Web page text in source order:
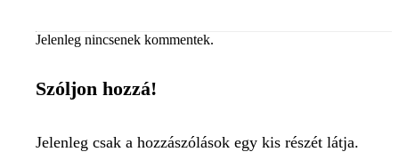
Jelenleg nincsenek kommentek.
Szóljon hozzá!
Jelenleg csak a hozzászólások egy kis részét látja.